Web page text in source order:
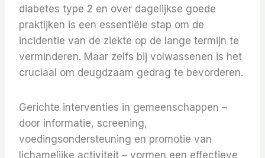
diabetes type 2 en over dagelijkse goede
praktijken is een essentiële stap om de
incidentie van de ziekte op de lange termijn te
verminderen. Maar zelfs bij volwassenen is het
cruciaal om deugdzaam gedrag te bevorderen.
Gerichte interventies in gemeenschappen –
door informatie, screening,
voedingsondersteuning en promotie van
lichamelijke activiteit – vormen een effectieve